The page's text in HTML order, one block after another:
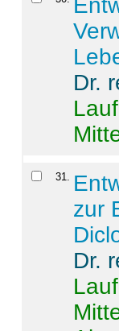
Dr.
31.
zur
Dr.